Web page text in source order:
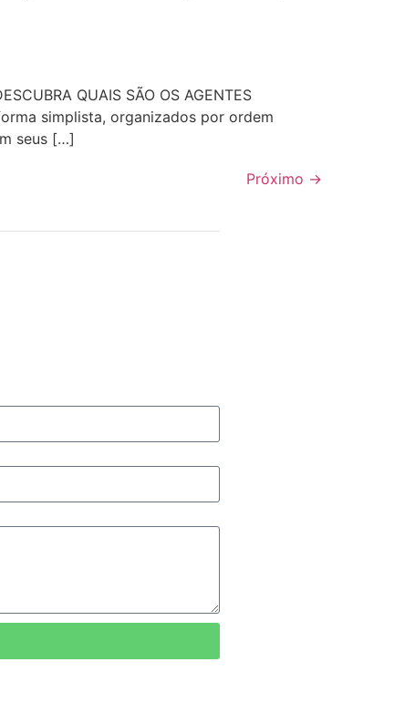
QUAIS SÃO OS AGENTES
simplista, organizados por ordem
seus […]
Próximo →